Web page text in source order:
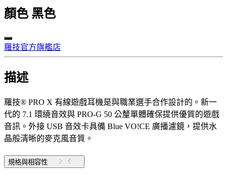
顏色 黑色
羅技官方旗艦店
描述
羅技® PRO X 有線遊戲耳機是與職業選手合作設計的。新一
代的 7.1 環繞音效與 PRO-G 50 公釐單體確保提供優質的遊戲
音訊。外接 USB 音效卡具備 Blue VO!CE 廣播濾鏡，提供水
晶般清晰的麥克風音質。
規格與相容性